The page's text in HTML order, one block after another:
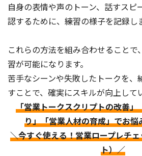
自身の表情や声のトーン、話すスピ
認するために、練習の様子を記録し
これらの方法を組み合わせること
習が可能になります。
苦手なシーンや失敗したトークを、
すことで、確実にスキルが向上して
「営業トークスクリプトの改善」
り」「営業人材の育成」でお悩
＼今すぐ使える！営業ロープレチ
ト）／